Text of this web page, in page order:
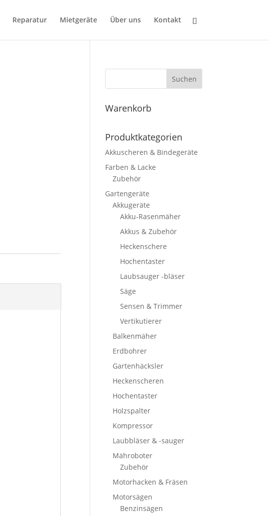
Reparatur Mietgeräte Über uns Kontakt
Suchen
Warenkorb
Produktkategorien
Akkuscheren & Bindegeräte
Farben & Lacke
Zubehör
Gartengeräte
Akkugeräte
Akku-Rasenmäher
Akkus & Zubehör
Heckenschere
Hochentaster
Laubsauger -bläser
Säge
Sensen & Trimmer
Vertikutierer
Balkenmäher
Erdbohrer
Gartenhäcksler
Heckenscheren
Hochentaster
Holzspalter
Kompressor
Laubbläser & -sauger
Mähroboter
Zubehör
Motorhacken & Fräsen
Motorsägen
Benzinsägen